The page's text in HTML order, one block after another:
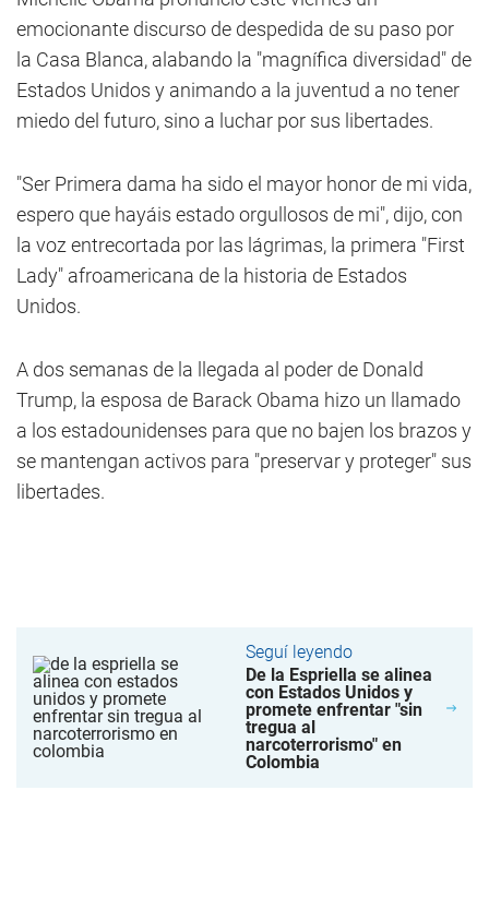
emocionante discurso de despedida de su paso por
la Casa Blanca, alabando la "magnífica diversidad" de
Estados Unidos y animando a la juventud a no tener
miedo del futuro, sino a luchar por sus libertades.
"Ser Primera dama ha sido el mayor honor de mi vida,
espero que hayáis estado orgullosos de mi", dijo, con
la voz entrecortada por las lágrimas, la primera "First
Lady" afroamericana de la historia de Estados
Unidos.
A dos semanas de la llegada al poder de Donald
Trump, la esposa de Barack Obama hizo un llamado
a los estadounidenses para que no bajen los brazos y
se mantengan activos para "preservar y proteger" sus
libertades.
Seguí leyendo
De la Espriella se alinea
con Estados Unidos y
promete enfrentar "sin
tregua al
narcoterrorismo" en
Colombia